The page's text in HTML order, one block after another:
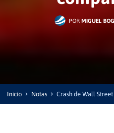
PORMIGUEL
Inicio Notas Crash de Wall